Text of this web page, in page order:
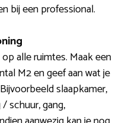
bij een professional.
alle ruimtes. Maak een
M2 en geef aan wat je
slaapkamer,
schuur, gang,